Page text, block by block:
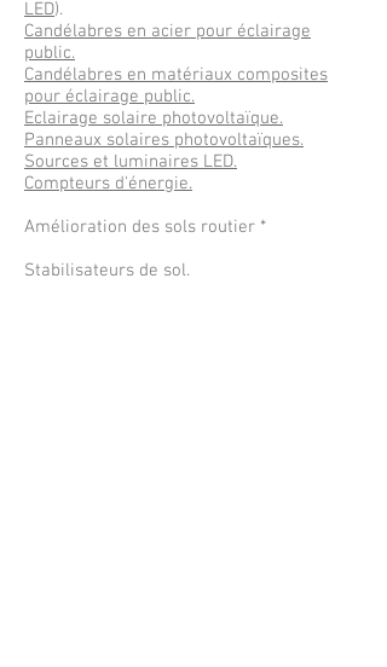
LED).
Candélabres en acier pour éclairage
public.
Candélabres en matériaux composites
pour éclairage public.
Eclairage solaire photovoltaïque.
Panneaux solaires photovoltaïques.
Sources et luminaires LED.
Compteurs d'énergie.
Amélioration des sols routier *
Stabilisateurs de sol.